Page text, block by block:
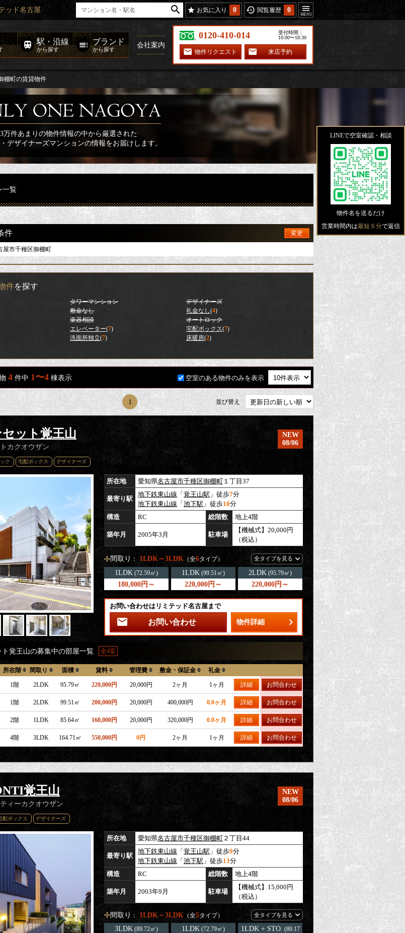
ッド名古屋 お気に入り 0 閲覧履歴 0
駅・沿線
から探す
ブランド
から探す
会社案内
0120-410-014
受付時間：
10:00〜18:30
物件リクエスト 来店予約
棚町の賃貸物件
万件あまりの物件情報の中から厳選された
デザイナーズマンションの情報をお届けします。
一覧
件 変更
屋市千種区御棚町
件を探す
タワーマンション
デザイナーズ
敷金なし 礼金なし(4)
楽器相談
オートロック
エレベーター(7) 宅配ボックス(7)
洗面所独立(7) 床暖房(2)
4 件中 1〜4 棟表示 空室のある物件のみを表示
1 並び替え
ット覚王山
カクオウザン
NEW
08/06
ク 宅配ボックス デザイナーズ
所在地 愛知県名古屋市千種区御棚町 １丁目37
最寄り駅
地下鉄東山線 「 覚王山駅 」徒歩7分
地下鉄東山線 「 池下駅 」徒歩10分
構造
RC 総階数 地上4階
築年月 2005年3月 駐車場
【機械式】20,000円
（税込）
間取り ： 1LDK～3LDK （全6タイプ） 全タイプを見る
1LDK (72.59㎡)
180,000円～
1LDK (99.51㎡)
220,000円～
2LDK (95.79㎡)
220,000円～
お問い合わせはリミテッド名古屋まで
お問い合わせ 物件詳細
ト覚王山の募集中の部屋一覧 全4室
所在階 間取り 面積 賃料 管理費 敷金・保証金 礼金
1階 2LDK 95.79㎡ 220,000円 20,000円 2ヶ月 1ヶ月 詳細 お問合わせ
1階 2LDK 99.51㎡ 200,000円 20,000円 400,000円 0.0ヶ月 詳細 お問合わせ
2階 1LDK 85.64㎡ 160,000円 20,000円 320,000円 0.0ヶ月 詳細 お問合わせ
4階 3LDK 164.71㎡ 550,000円 0円 2ヶ月 1ヶ月 詳細 お問合わせ
覚王山
ィーカクオウザン
NEW
08/06
配ボックス デザイナーズ
所在地 愛知県名古屋市千種区御棚町 ２丁目44
最寄り駅
地下鉄東山線 「 覚王山駅 」徒歩9分
地下鉄東山線 「 池下駅 」徒歩13分
構造
RC 総階数 地上4階
築年月 2003年9月 駐車場
【機械式】15,000円
（税込）
間取り ： 1LDK～3LDK （全5タイプ） 全タイプを見る
3LDK (89.72㎡) 1LDK (72.79㎡) 1LDK + STO. (80.17
LINEで空室確認・相談
物件名を送るだけ
営業時間内は最短５分で返信